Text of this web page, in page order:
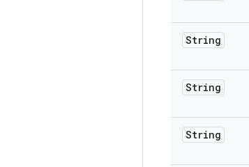
String
String
String